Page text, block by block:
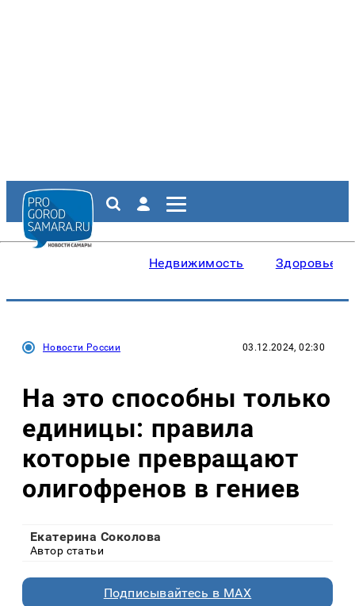
Недвижимость Здоровье
Новости России 03.12.2024, 02:30
На это способны только
единицы: правила
которые превращают
олигофренов в гениев
Екатерина Соколова
Автор статьи
Подписывайтесь в MAX